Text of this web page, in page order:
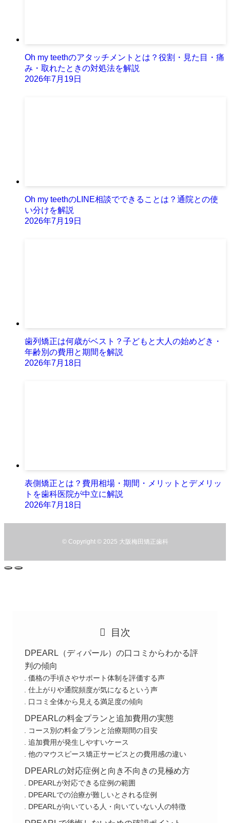
Oh my teethのアタッチメントとは？役割・見た目・痛
み・取れたときの対処法を解説
2026年7月19日
Oh my teethのLINE相談でできることは？通院との使
い分けを解説
2026年7月19日
歯列矯正は何歳がベスト？子どもと大人の始めどき・
年齢別の費用と期間を解説
2026年7月18日
表側矯正とは？費用相場・期間・メリットとデメリッ
トを歯科医院が中立に解説
2026年7月18日
©Copyright © 2025 大阪梅田矯正歯科
目次
DPEARL（ディパール）の口コミからわかる評
判の傾向
価格の手頃さやサポート体制を評価する声
仕上がりや通院頻度が気になるという声
口コミ全体から見える満足度の傾向
DPEARLの料金プランと追加費用の実態
コース別の料金プランと治療期間の目安
追加費用が発生しやすいケース
他のマウスピース矯正サービスとの費用感の違い
DPEARLの対応症例と向き不向きの見極め方
DPEARLが対応できる症例の範囲
DPEARLでの治療が難しいとされる症例
DPEARLが向いている人・向いていない人の特徴